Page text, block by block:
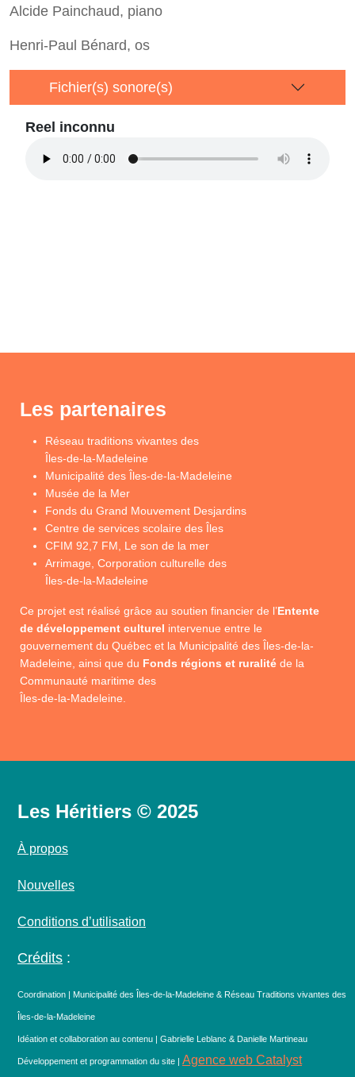
Alcide Painchaud, piano
Henri-Paul Bénard, os
Fichier(s) sonore(s)
Reel inconnu
Les partenaires
Réseau traditions vivantes des
Îles-de-la-Madeleine
Municipalité des Îles-de-la-Madeleine
Musée de la Mer
Fonds du Grand Mouvement Desjardins
Centre de services scolaire des Îles
CFIM 92,7 FM, Le son de la mer
Arrimage, Corporation culturelle des
Îles-de-la-Madeleine
Ce projet est réalisé grâce au soutien financier de l’Entente
de développement culturel intervenue entre le
gouvernement du Québec et la Municipalité des Îles-de-la-
Madeleine, ainsi que du Fonds régions et ruralité de la
Communauté maritime des
Îles-de-la-Madeleine.
Les Héritiers © 2025
À propos
Nouvelles
Conditions d’utilisation
Crédits :
Coordination | Municipalité des Îles-de-la-Madeleine & Réseau Traditions vivantes des
Îles-de-la-Madeleine
Idéation et collaboration au contenu | Gabrielle Leblanc & Danielle Martineau
Développement et programmation du site | Agence web Catalyst